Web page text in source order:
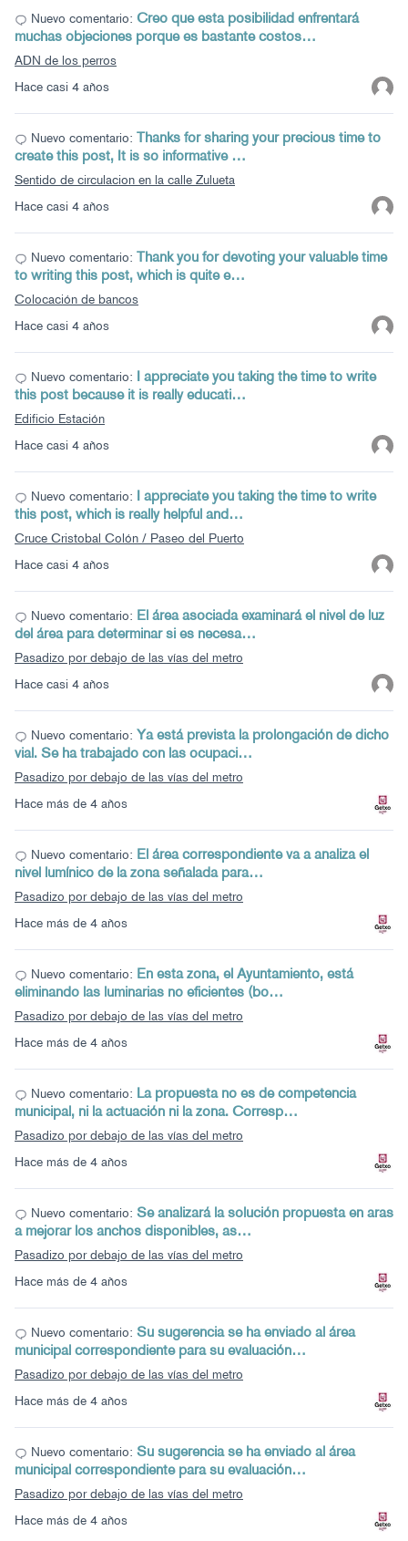
Hace casi 4 años
Nuevo comentario: Creo que esta posibilidad enfrentará
muchas objeciones porque es bastante costos…
ADN de los perros
Hace casi 4 años
Nuevo comentario: Thanks for sharing your precious time to
create this post, It is so informative …
Sentido de circulacion en la calle Zulueta
Hace casi 4 años
Nuevo comentario: Thank you for devoting your valuable time
to writing this post, which is quite e…
Colocación de bancos
Hace casi 4 años
Nuevo comentario: I appreciate you taking the time to write
this post because it is really educati…
Edificio Estación
Hace casi 4 años
Nuevo comentario: I appreciate you taking the time to write
this post, which is really helpful and…
Cruce Cristobal Colón / Paseo del Puerto
Hace casi 4 años
Nuevo comentario: El área asociada examinará el nivel de luz
del área para determinar si es necesa…
Pasadizo por debajo de las vías del metro
Hace más de 4 años
Nuevo comentario: Ya está prevista la prolongación de dicho
vial. Se ha trabajado con las ocupaci…
Pasadizo por debajo de las vías del metro
Hace más de 4 años
Nuevo comentario: El área correspondiente va a analiza el
nivel lumínico de la zona señalada para…
Pasadizo por debajo de las vías del metro
Hace más de 4 años
Nuevo comentario: En esta zona, el Ayuntamiento, está
eliminando las luminarias no eficientes (bo…
Pasadizo por debajo de las vías del metro
Hace más de 4 años
Nuevo comentario: La propuesta no es de competencia
municipal, ni la actuación ni la zona. Corresp…
Pasadizo por debajo de las vías del metro
Hace más de 4 años
Nuevo comentario: Se analizará la solución propuesta en aras
a mejorar los anchos disponibles, as…
Pasadizo por debajo de las vías del metro
Hace más de 4 años
Nuevo comentario: Su sugerencia se ha enviado al área
municipal correspondiente para su evaluación…
Pasadizo por debajo de las vías del metro
Hace más de 4 años
Nuevo comentario: Su sugerencia se ha enviado al área
municipal correspondiente para su evaluación…
Pasadizo por debajo de las vías del metro